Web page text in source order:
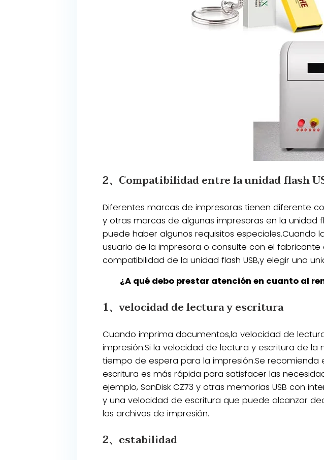
2、Compatibilidad entre la unidad flash
Diferentes marcas de impresoras tienen diferente
y otras marcas de algunas impresoras en la unidad
puede haber algunos requisitos especiales.Cuando
usuario de la impresora o consulte con el
compatibilidad de la unidad flash USB,y elegir una
¿A qué debo prestar atención en cuanto al
1、velocidad de lectura y escritura
Cuando imprima documentos,la velocidad de
impresión.Si la velocidad de lectura y escritura de
tiempo de espera para la impresión.Se recomienda
escritura es más rápida para satisfacer las
ejemplo, SanDisk CZ73 y otras memorias USB con
y una velocidad de escritura que puede alcanzar
los archivos de impresión.
2、estabilidad